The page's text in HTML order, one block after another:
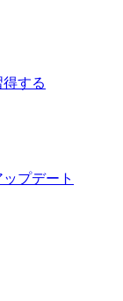
する
プデート